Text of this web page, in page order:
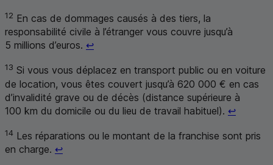
12 En cas de dommages causés à des tiers, la
responsabilité civile à l’étranger vous couvre jusqu’à
5 millions d’euros. ↩Retour au renvoi 12
13 Si vous vous déplacez en transport public ou en voiture
de location, vous êtes couvert jusqu’à 620 000 € en cas
d’invalidité grave ou de décès (distance supérieure à
100 km du domicile ou du lieu de travail habituel). ↩Retour
14 Les réparations ou le montant de la franchise sont pris
en charge. ↩Retour au renvoi 14